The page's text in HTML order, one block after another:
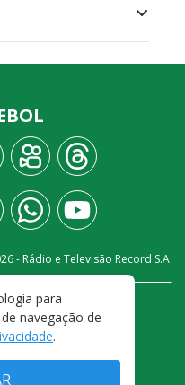
- Rádio e Televisão Record S.A
PRIVACIDADE
DE USO
para
navegação de
.